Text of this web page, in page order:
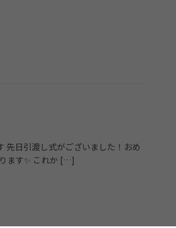
先日引渡し式がございました！おめ
ます✨ これか […]